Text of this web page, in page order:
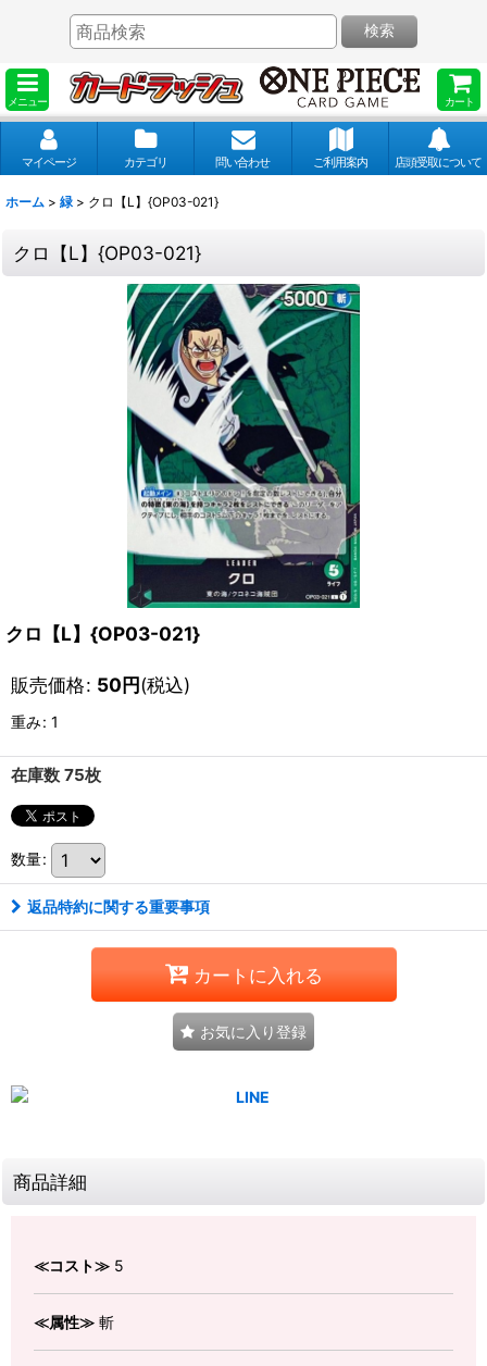
メニュー カート
検索
マイページ カテゴリ 問い合わせ ご利用案内 店頭受取について
ホーム > 緑 > クロ【L】{OP03-021}
クロ【L】{OP03-021}
クロ【L】{OP03-021}
販売価格: 50円(税込)
重み: 1
在庫数 75枚
数量:
返品特約に関する重要事項
カートに入れる
お気に入り登録
商品詳細
≪コスト≫ 5
≪属性≫ 斬